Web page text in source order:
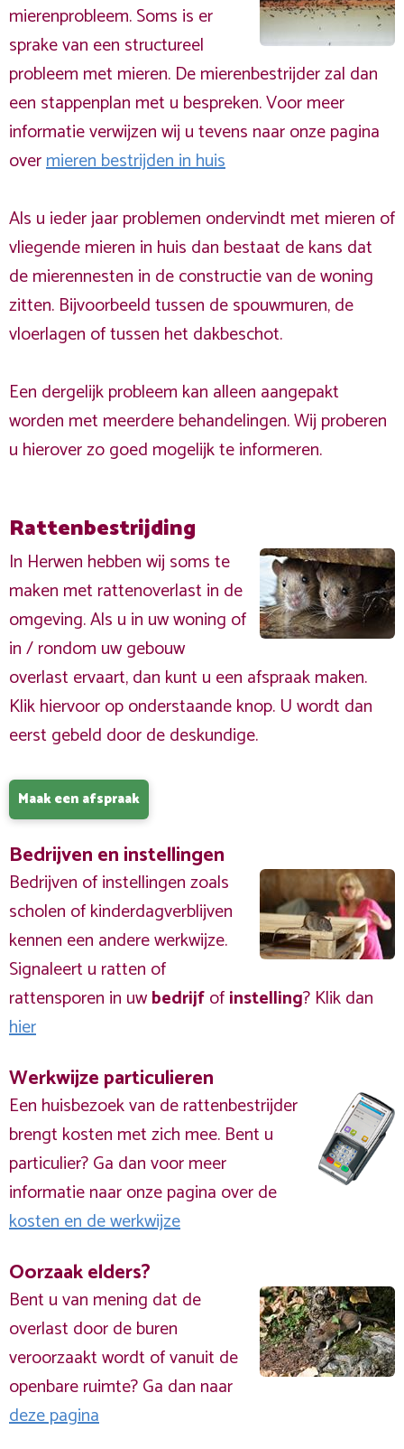
mierenprobleem. Soms is er
sprake van een structureel
probleem met mieren. De mierenbestrijder zal dan
een stappenplan met u bespreken. Voor meer
informatie verwijzen wij u tevens naar onze pagina
overmieren bestrijden in huis
Als u ieder jaar problemen ondervindt met mieren of
vliegende mieren in huis dan bestaat de kans dat
de mierennesten in de constructie van de woning
zitten. Bijvoorbeeld tussen de spouwmuren, de
vloerlagen of tussen het dakbeschot.
Een dergelijk probleem kan alleen aangepakt
worden met meerdere behandelingen. Wij proberen
u hierover zo goed mogelijk te informeren.
Rattenbestrijding
In Herwen hebben wij soms te
maken met rattenoverlast in de
omgeving. Als u in uw woning of
in / rondom uw gebouw
overlast ervaart, dan kunt u een afspraak maken.
Klik hiervoor op onderstaande knop. U wordt dan
eerst gebeld door de deskundige.
Maak een afspraak
Bedrijven en instellingen
Bedrijven of instellingen zoals
scholen of kinderdagverblijven
kennen een andere werkwijze.
Signaleert u ratten of
rattensporen in uwbedrijfofinstelling? Klik dan
hier
Werkwijze particulieren
Een huisbezoek van de rattenbestrijder
brengt kosten met zich mee. Bent u
particulier? Ga dan voor meer
informatie naar onze pagina over de
kosten en de werkwijze
Oorzaak elders?
Bent u van mening dat de
overlast door de buren
veroorzaakt wordt of vanuit de
openbare ruimte? Ga dan naar
deze pagina